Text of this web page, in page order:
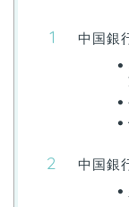
中国銀
中国銀